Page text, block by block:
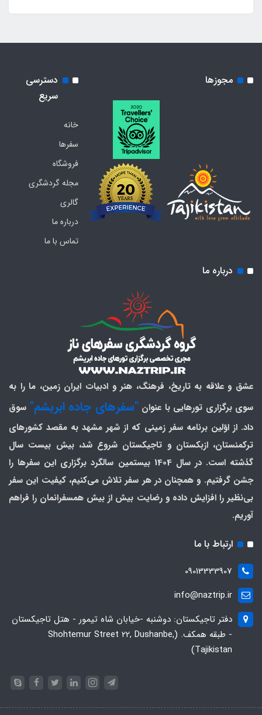
مجوزها
دسترسی
سریع
خانه
سفرها
فروشگاه
مجله گردشگری
گالری
درباره ما
تماس با ما
درباره ما
عشق و علاقه به تاریخ، فرهنگ، هنر و ادبیات ایران زمین، ما را به
سوی برگزاری تورهایی با عنوان "سفرهای جاده ابریشم" سوق
داد. از اوّلین برنامه سفر زمینی که از شهر مشهد به مقصد کشورهای
ترکمنستان، ازبکستان و تاجیکستان شروع شد، بیش بیست سال
گذشته است. در سال 1404 بیستمین سالگرد برگزاری این سفرها را
جشن گرفتیم. و همچنان در هر سفر تلاش می‌کنیم، کیفیت این سفر
بی‌نظیر را افزایش داده و رضایت بیش از بیش همسفرانمان را فراهم
آوریم.
ارتباط با ما
09013333907
info@naztrip.ir
دفتر تاجیکستان: دوشنبه -خیابان شاه تیمور - هتل تاجیکستان
- طبقه همکف. (Shohtemur Street 22, Dushanbe,
Tajikistan)